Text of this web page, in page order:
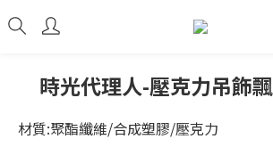
時光代理人-壓克力吊飾
材質:聚酯纖維/合成塑膠/壓克力